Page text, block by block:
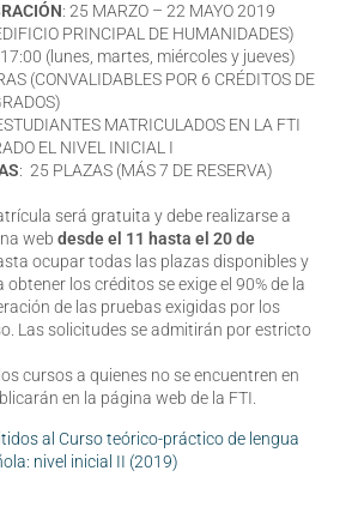
: 25 MARZO – 22 MAYO 2019
PRINCIPAL DE HUMANIDADES)
(lunes, martes, miércoles y jueves)
(CONVALIDABLES POR 6 CRÉDITOS DE
MATRICULADOS EN LA FTI
EL NIVEL INICIAL I
: 25 PLAZAS (MÁS 7 DE RESERVA)
será gratuita y debe realizarse a
webdesde el 11 hasta el 20 de
ocupar todas las plazas disponibles y
obtener los créditos se exige el 90% de la
de las pruebas exigidas por los
Las solicitudes se admitirán por estricto
cursos a quienes no se encuentren en
en la página web de la FTI.
al Curso teórico-práctico de lengua
nivel inicial II (2019)